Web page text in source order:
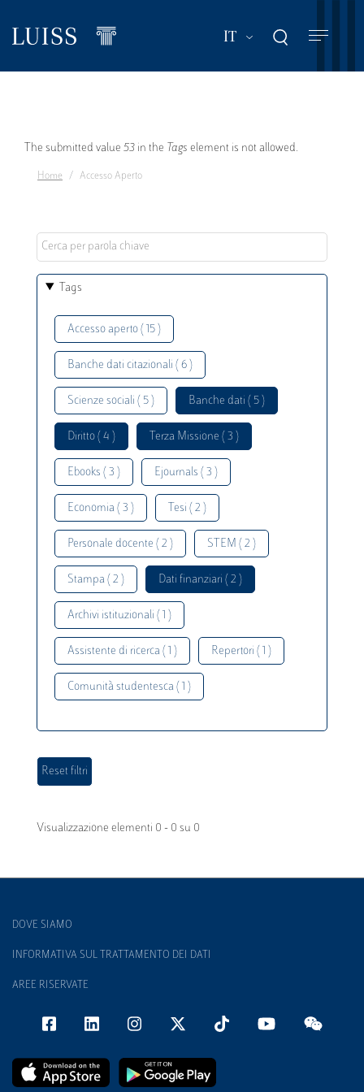
contenuto
IT Mostra ulteriori
Messaggio
di
The submitted value 53 in the Tags element is not allowed.
Home Accesso Aperto
Tags
Accesso aperto ( 15 )
Banche dati citazionali ( 6 )
Scienze sociali ( 5 ) Banche dati ( 5 )
Diritto ( 4 ) Terza Missione ( 3 )
Ebooks ( 3 ) Ejournals ( 3 )
Economia ( 3 ) Tesi ( 2 )
Personale docente ( 2 ) STEM ( 2 )
Stampa ( 2 ) Dati finanziari ( 2 )
Archivi istituzionali ( 1 )
Assistente di ricerca ( 1 ) Repertori ( 1 )
Comunità studentesca ( 1 )
Visualizzazione elementi 0 - 0 su 0
DOVE SIAMO
INFORMATIVA SUL TRATTAMENTO DEI DATI
AREE RISERVATE